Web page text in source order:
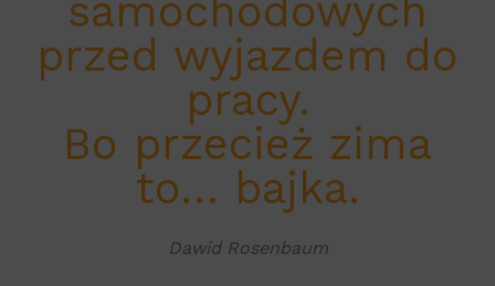
samochodowych
przed wyjazdem do
pracy.
Bo przecież zima
to… bajka.
Dawid Rosenbaum